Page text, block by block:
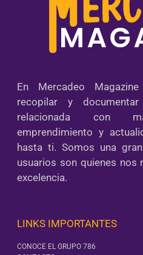
En Mercadeo
recopilar y
relacionada con
emprendimiento y
hasta ti. Somos una
usuarios son quienes nos
excelencia.
LINKS IMPORTANTES
CONOCE EL GRUPO 786